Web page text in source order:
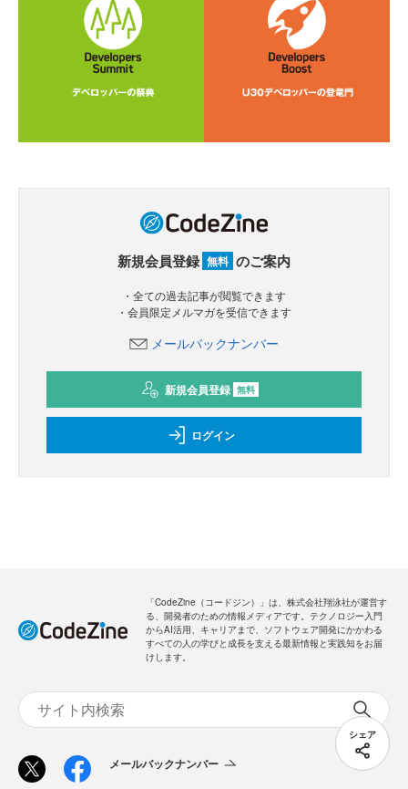
シェア
新規会員登録 無料 のご案内
・全ての過去記事が閲覧できます
・会員限定メルマガを受信できます
メールバックナンバー
新規会員登録 無料
ログイン
「CodeZine（コードジン）」は、株式会社翔泳社が運営す
る、開発者のための情報メディアです。テクノロジー入門
からAI活用、キャリアまで、ソフトウェア開発にかかわる
すべての人の学びと成長を支える最新情報と実践知をお届
けします。
メールバックナンバー